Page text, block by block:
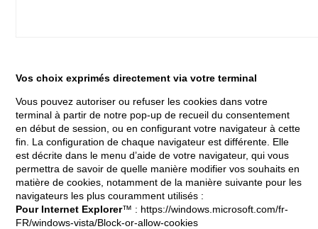
Vos choix exprimés directement via votre terminal
Vous pouvez autoriser ou refuser les cookies dans votre
terminal à partir de notre pop-up de recueil du consentement
en début de session, ou en configurant votre navigateur à cette
fin. La configuration de chaque navigateur est différente. Elle
est décrite dans le menu d’aide de votre navigateur, qui vous
permettra de savoir de quelle manière modifier vos souhaits en
matière de cookies, notamment de la manière suivante pour les
navigateurs les plus couramment utilisés :
Pour Internet Explorer™ : https://windows.microsoft.com/fr-
FR/windows-vista/Block-or-allow-cookies